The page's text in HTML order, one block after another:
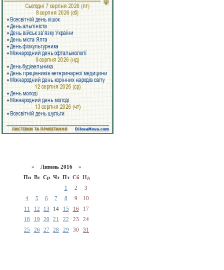
« Липень 2016 »
Пн Вт Ср Чт Пт Сб Нд
1
2
3
4
5 6 7 8 9
10
11
12 13 14 15 16
17
18
19 20 21 22 23
24
25
26 27 28 29 30 31